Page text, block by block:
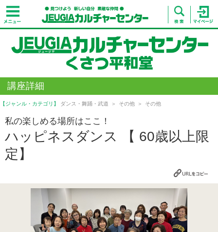
講座詳細
【ジャンル・カテゴリ】 ダンス・舞踊・武道 その他 その他
私の楽しめる場所はここ！
ハッピネスダンス 【 60歳以上限
定】